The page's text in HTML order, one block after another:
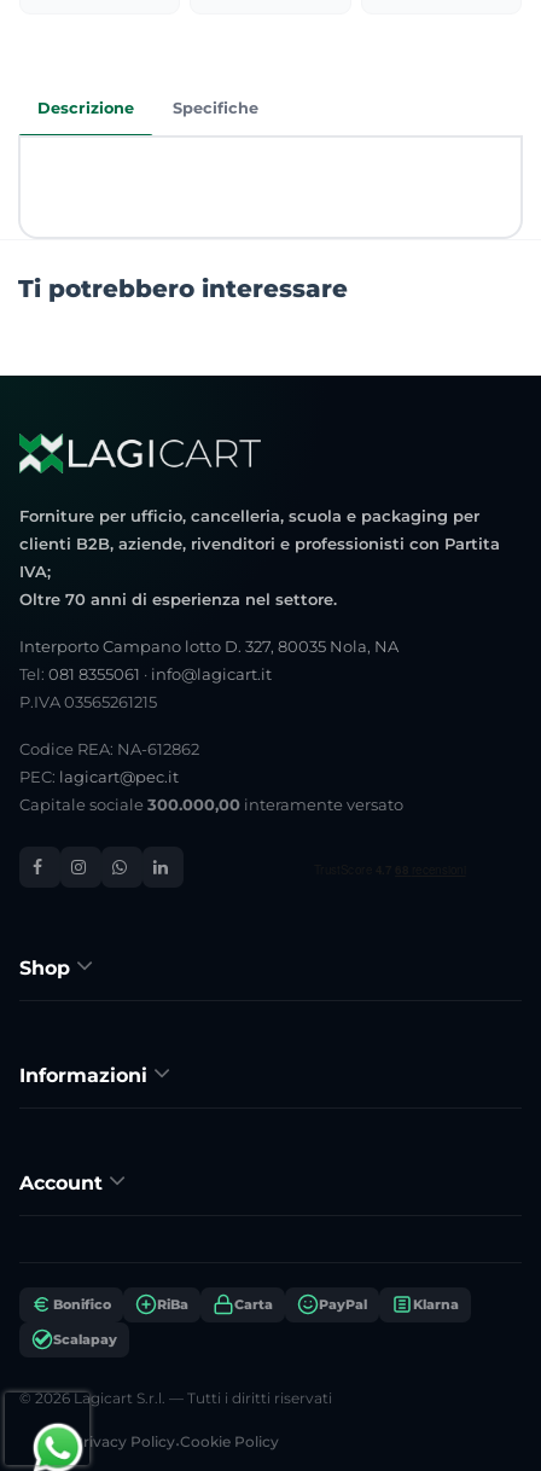
Descrizione Specifiche
Ti potrebbero interessare
Forniture per ufficio, cancelleria, scuola e packaging per
clienti B2B, aziende, rivenditori e professionisti con Partita
IVA;
Oltre 70 anni di esperienza nel settore.
Interporto Campano lotto D. 327, 80035 Nola, NA
Tel: 081 8355061 · info@lagicart.it
P.IVA 03565261215
Codice REA: NA-612862
PEC: lagicart@pec.it
Capitale sociale 300.000,00 interamente versato
Shop
Informazioni
Account
Bonifico RiBa Carta PayPal Klarna
Scalapay
© 2026 Lagicart S.r.l. — Tutti i diritti riservati
Privacy Policy•Cookie Policy